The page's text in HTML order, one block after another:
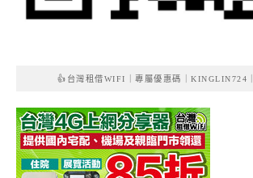
👍台灣租借WIFI｜專屬優惠碼｜KINGLIN724